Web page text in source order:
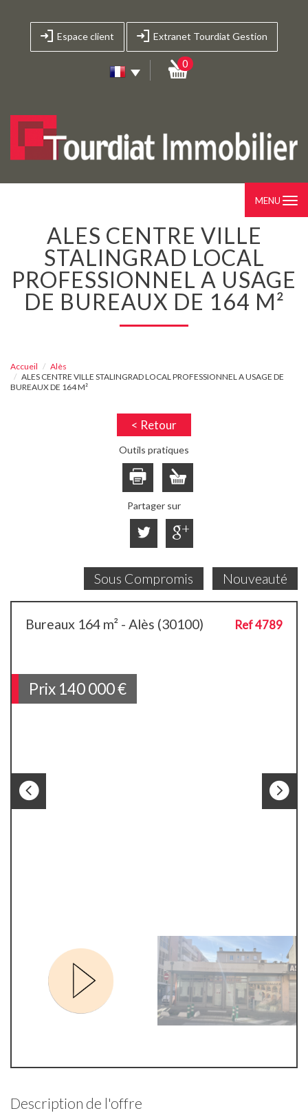
Espace client Extranet Tourdiat Gestion
0
MENU
ALES CENTRE VILLE
STALINGRAD LOCAL
PROFESSIONNEL A USAGE
DE BUREAUX DE 164 M²
Accueil
Alès
ALES CENTRE VILLE STALINGRAD LOCAL PROFESSIONNEL A USAGE DE
BUREAUX DE 164 M²
< Retour
Outils pratiques
Partager sur
Sous Compromis Nouveauté
Bureaux 164 m² - Alès (30100) Ref 4789
Prix 140 000 €
Description de l'offre